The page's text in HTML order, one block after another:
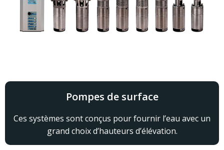
Pompes de surface
Ces systèmes sont conçus pour fournir l’eau avec un
grand choix d’hauteurs d’élévation.